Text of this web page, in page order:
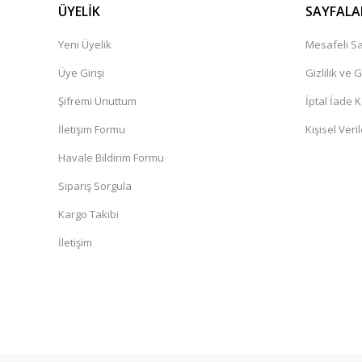
ÜYELİK
Yeni Üyelik
Üye Girişi
Şifremi Unuttum
İletişim Formu
Havale Bildirim Formu
Sipariş Sorgula
Kargo Takibi
İletişim
Mesafeli
Gizlilik ve
İptal İade
Kişisel